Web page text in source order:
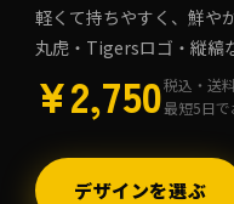
軽くて持ちやすく、鮮や
丸虎・Tigersロゴ・縦縞
¥2,750税込・送
最短5日で
デザインを選ぶ